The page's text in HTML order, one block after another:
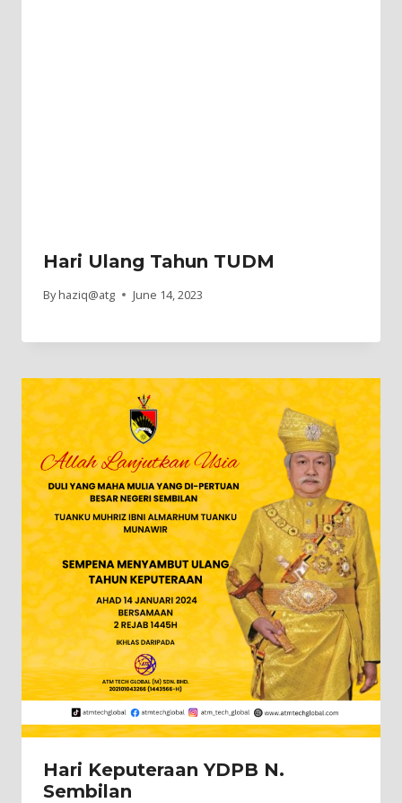
Hari Ulang Tahun TUDM
By haziq@atg June 14, 2023
Hari Keputeraan YDPB N.
Sembilan